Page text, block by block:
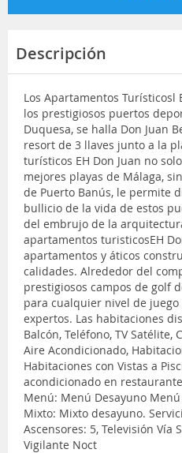
Descripción
Los Apartamentos Turísticosl
los prestigiosos puertos
Duquesa, se halla Don Juan
resort de 3 llaves junto a la
turísticos EH Don Juan no
mejores playas de Málaga,
de Puerto Banús, le permite
bullicio de la vida de estos
del embrujo de la
apartamentos turisticosEH
apartamentos y áticos
calidades. Alrededor del
prestigiosos campos de golf
para cualquier nivel de
expertos. Las habitaciones
Balcón, Teléfono, TV Satélite,
Aire Acondicionado,
Habitaciones con Vistas a
acondicionado en
Menú: Menú Desayuno
Mixto: Mixto desayuno.
Ascensores: 5, Televisión Vía
Vigilante Noct